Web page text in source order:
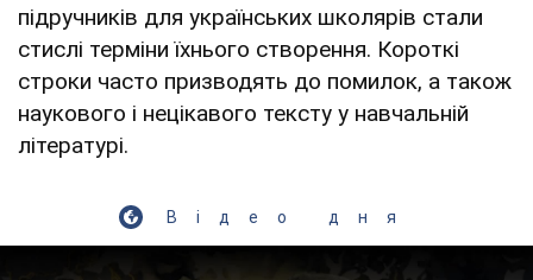
підручників для українських школярів стали
стислі терміни їхнього створення. Короткі
строки часто призводять до помилок, а також
наукового і нецікавого тексту у навчальній
літературі.
Відео дня